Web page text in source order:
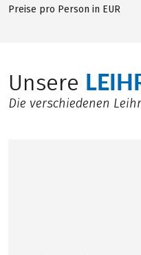
Preise pro Person in EUR
Unsere
Die verschiedenen